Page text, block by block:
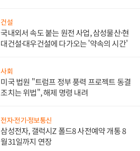
건설
국내외서 속도 붙는 원전 사업, 삼성물산·현
대건설·대우건설에 다가오는 '약속의 시간'
사회
미국 법원 "트럼프 정부 풍력 프로젝트 동결
조치는 위법", 해제 명령 내려
전자·전기·정보통신
삼성전자, 갤럭시Z 폴드8 사전예약 개통 8
월31일까지 연장